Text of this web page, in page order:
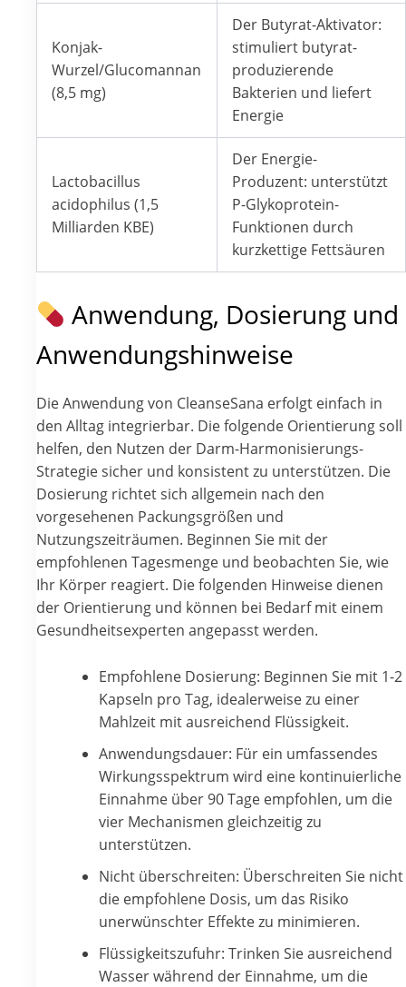
Konjak-
Wurzel/Glucomannan
(8,5 mg)
Der Butyrat-Aktivator:
stimuliert butyrat-
produzierende
Bakterien und liefert
Energie
Lactobacillus
acidophilus (1,5
Milliarden KBE)
Der Energie-
Produzent: unterstützt
P-Glykoprotein-
Funktionen durch
kurzkettige Fettsäuren
Anwendung, Dosierung und
Anwendungshinweise
Die Anwendung von CleanseSana erfolgt einfach in
den Alltag integrierbar. Die folgende Orientierung soll
helfen, den Nutzen der Darm-Harmonisierungs-
Strategie sicher und konsistent zu unterstützen. Die
Dosierung richtet sich allgemein nach den
vorgesehenen Packungsgrößen und
Nutzungszeiträumen. Beginnen Sie mit der
empfohlenen Tagesmenge und beobachten Sie, wie
Ihr Körper reagiert. Die folgenden Hinweise dienen
der Orientierung und können bei Bedarf mit einem
Gesundheitsexperten angepasst werden.
Empfohlene Dosierung: Beginnen Sie mit 1-2
Kapseln pro Tag, idealerweise zu einer
Mahlzeit mit ausreichend Flüssigkeit.
Anwendungsdauer: Für ein umfassendes
Wirkungsspektrum wird eine kontinuierliche
Einnahme über 90 Tage empfohlen, um die
vier Mechanismen gleichzeitig zu
unterstützen.
Nicht überschreiten: Überschreiten Sie nicht
die empfohlene Dosis, um das Risiko
unerwünschter Effekte zu minimieren.
Flüssigkeitszufuhr: Trinken Sie ausreichend
Wasser während der Einnahme, um die